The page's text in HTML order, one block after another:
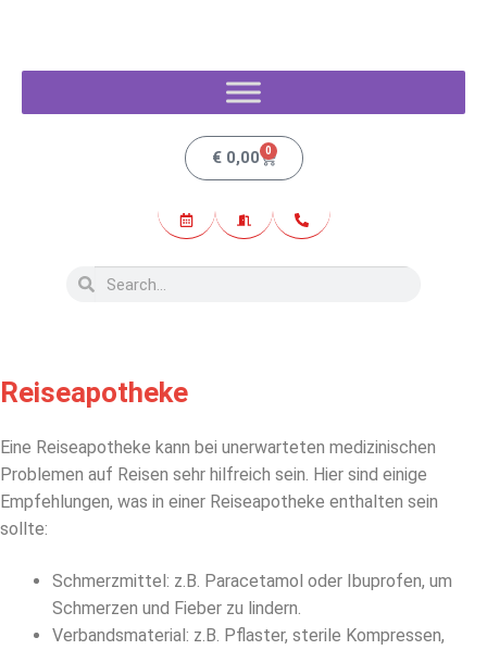
€0,00 0
Reiseapotheke
Eine Reiseapotheke kann bei unerwarteten medizinischen
Problemen auf Reisen sehr hilfreich sein. Hier sind einige
Empfehlungen, was in einer Reiseapotheke enthalten sein
sollte:
Schmerzmittel: z.B. Paracetamol oder Ibuprofen, um
Schmerzen und Fieber zu lindern.
Verbandsmaterial: z.B. Pflaster, sterile Kompressen,